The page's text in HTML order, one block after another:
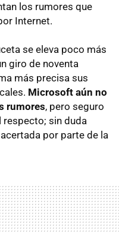
los rumores que
Internet.
se eleva poco más
giro de noventa
más precisa sus
Microsoft aún no
rumores, pero seguro
respecto; sin duda
por parte de la